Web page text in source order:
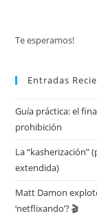
Te esperamos!
Entradas
Guía práctica: el
prohibición
La “kasherización”
extendida)
Matt Damon
‘netflixando’? 🎬